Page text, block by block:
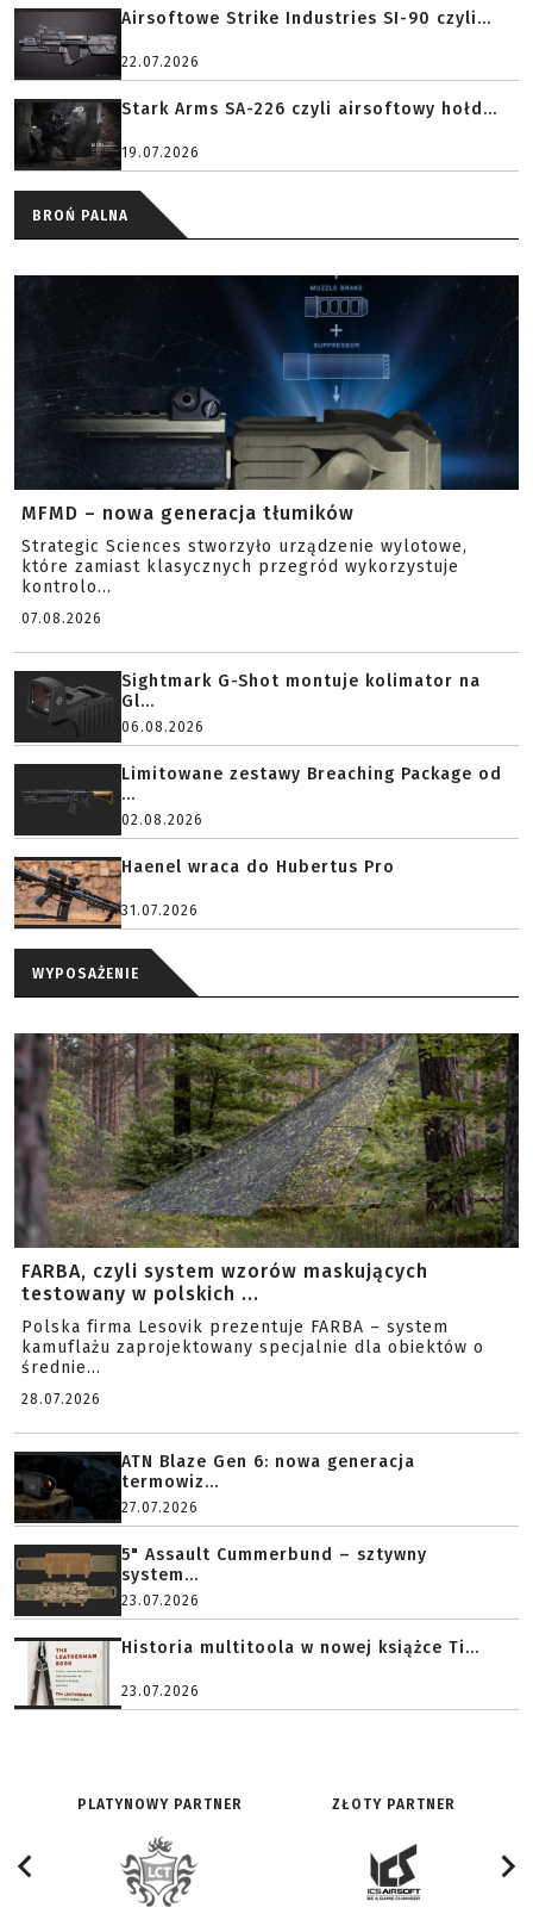
Airsoftowe Strike Industries SI-90 czyli...
22.07.2026
Stark Arms SA-226 czyli airsoftowy hołd...
19.07.2026
BROŃ PALNA
MFMD – nowa generacja tłumików
Strategic Sciences stworzyło urządzenie wylotowe,
które zamiast klasycznych przegród wykorzystuje
kontrolo...
07.08.2026
Sightmark G-Shot montuje kolimator na
Gl...
06.08.2026
Limitowane zestawy Breaching Package od
...
02.08.2026
Haenel wraca do Hubertus Pro
31.07.2026
WYPOSAŻENIE
FARBA, czyli system wzorów maskujących
testowany w polskich ...
Polska firma Lesovik prezentuje FARBA – system
kamuflażu zaprojektowany specjalnie dla obiektów o
średnie...
28.07.2026
ATN Blaze Gen 6: nowa generacja
termowiz...
27.07.2026
5" Assault Cummerbund – sztywny
system...
23.07.2026
Historia multitoola w nowej książce Ti...
23.07.2026
PLATYNOWY PARTNER ZŁOTY PARTNER